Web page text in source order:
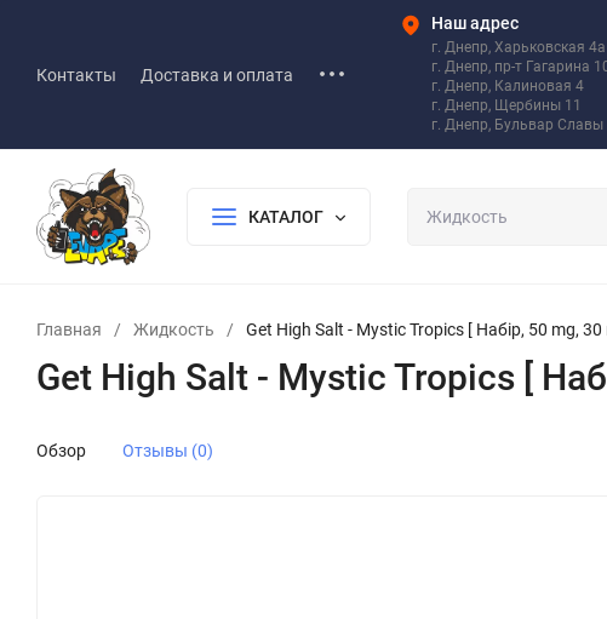
Контакты Доставка и оплата
Наш адрес
г. Днепр, Харьковская 4а
г. Днепр, пр-т Гагарина
г. Днепр, Калиновая 4
г. Днепр, Щербины 11
г. Днепр, Бульвар Славы
КАТАЛОГ
Главная / Жидкость / Get High Salt - Mystic Tropics [ Набір, 50 mg,
Get High Salt - Mystic Tropics [
Обзор Отзывы (0)